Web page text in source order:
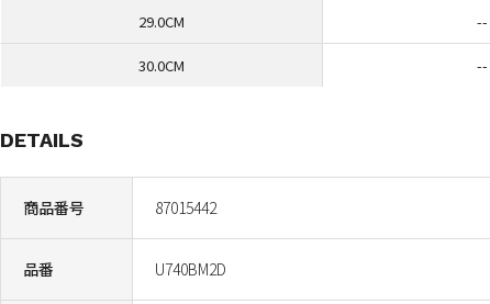
商品番号 87015442
品番 U740BM2D
DETAILS
29.0CM --
30.0CM --